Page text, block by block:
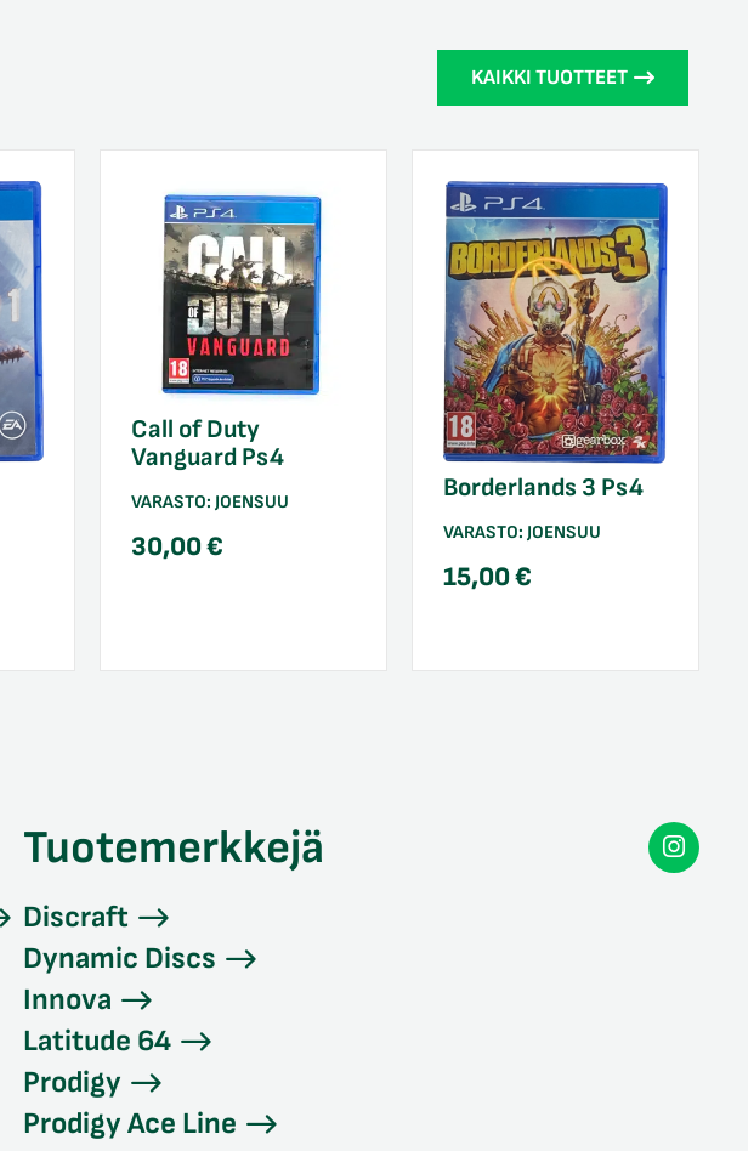
KAIKKI TUOTTEET
Call of Duty
Vanguard Ps4
VARASTO:JOENSUU
30,00€
Borderlands 3 Ps4
VARASTO:JOENSUU
15,00€
Tuotemerkkejä
Discraft
Dynamic Discs
Innova
Latitude 64
Prodigy
Prodigy Ace Line